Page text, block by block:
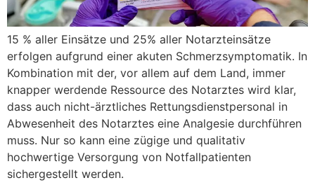
15 % aller Einsätze und 25% aller Notarzteinsätze
erfolgen aufgrund einer akuten Schmerzsymptomatik. In
Kombination mit der, vor allem auf dem Land, immer
knapper werdende Ressource des Notarztes wird klar,
dass auch nicht-ärztliches Rettungsdienstpersonal in
Abwesenheit des Notarztes eine Analgesie durchführen
muss. Nur so kann eine zügige und qualitativ
hochwertige Versorgung von Notfallpatienten
sichergestellt werden.